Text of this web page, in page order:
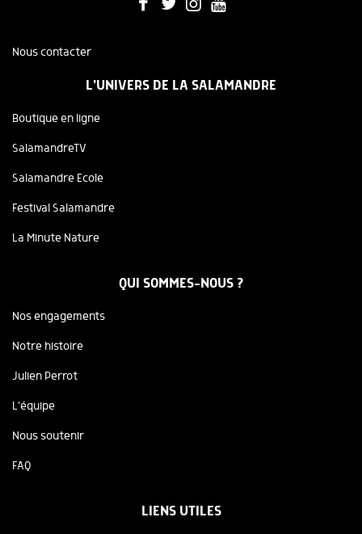
Nous contacter
L'UNIVERS DE LA SALAMANDRE
Boutique en ligne
SalamandreTV
Salamandre Ecole
Festival Salamandre
La Minute Nature
QUI SOMMES-NOUS ?
Nos engagements
Notre histoire
Julien Perrot
L'équipe
Nous soutenir
FAQ
LIENS UTILES